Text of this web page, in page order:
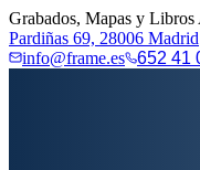
Grabados, Mapas y Libros
Pardiñas 69, 28006 Madrid
info@frame.es
652 41